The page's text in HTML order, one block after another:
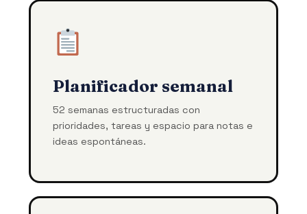
Planificador semanal
52 semanas estructuradas con
prioridades, tareas y espacio para notas e
ideas espontáneas.